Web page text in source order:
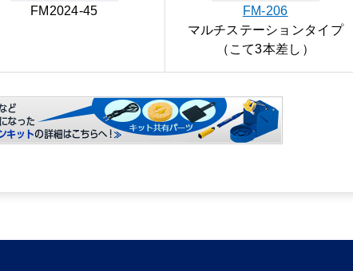
FM2024-45
FM-206
マルチステーションタイプ
（こて3本差し）